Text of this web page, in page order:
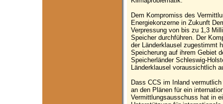
Dem Kompromiss des
Energiekonzerne in Zukunft
Verpressung von bis zu 1,3
Speicher durchführen. Der
der Länderklausel zugestimmt
Speicherung auf ihrem Gebiet
Speicherländer Schleswig-
Länderklausel voraussichtlich
Dass CCS im Inland
an den Plänen für ein
Vermittlungsausschuss hat in